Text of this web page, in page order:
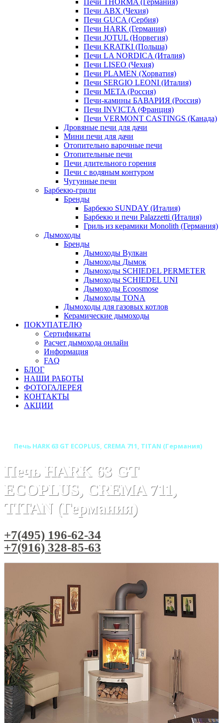
Печи THORMA (Германия)
Печи ABX (Чехия)
Печи GUCA (Сербия)
Печи HARK (Германия)
Печи JOTUL (Норвегия)
Печи KRATKI (Польша)
Печи LA NORDICA (Италия)
Печи LISEO (Чехия)
Печи PLAMEN (Хорватия)
Печи SERGIO LEONI (Италия)
Печи META (Россия)
Печи-камины БАВАРИЯ (Россия)
Печи INVICTA (Франция)
Печи VERMONT CASTINGS (Канада)
Дровяные печи для дачи
Мини печи для дачи
Отопительно варочные печи
Отопительные печи
Печи длительного горения
Печи с водяным контуром
Чугунные печи
Барбекю-грили
Бренды
Барбекю SUNDAY (Италия)
Барбекю и печи Palazzetti (Италия)
Гриль из керамики Monolith (Германия)
Дымоходы
Бренды
Дымоходы Вулкан
Дымоходы Дымок
Дымоходы SCHIEDEL PERMETER
Дымоходы SCHIEDEL UNI
Дымоходы Ecoosmose
Дымоходы TONA
Дымоходы для газовых котлов
Керамические дымоходы
ПОКУПАТЕЛЮ
Сертификаты
Расчет дымохода онлайн
Информация
FAQ
БЛОГ
НАШИ РАБОТЫ
ФОТОГАЛЕРЕЯ
КОНТАКТЫ
АКЦИИ
Печь HARK 63 GT ECOPLUS, CREMA 711, TITAN (Германия)
Печь HARK 63 GT
ECOPLUS, CREMA 711,
TITAN (Германия)
+7(495) 196-62-34
+7(916) 328-85-63